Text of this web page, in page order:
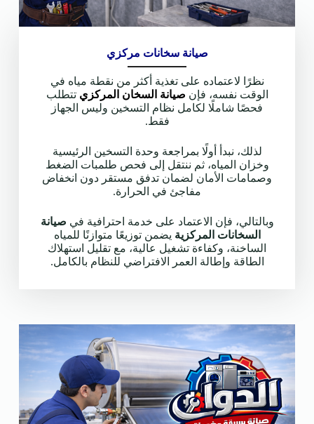
صيانة سخانات مركزي
نظرًا لاعتماده على تغذية أكثر من نقطة مياه في
الوقت نفسه، فإن صيانة السخان المركزي تتطلب
فحصًا شاملًا لكامل نظام التسخين وليس الجهاز
فقط.
لذلك، نبدأ أولًا بمراجعة وحدة التسخين الرئيسية
وخزان المياه، ثم ننتقل إلى فحص طلمبات الضغط
وصمامات الأمان لضمان تدفق مستقر دون انخفاض
مفاجئ في الحرارة.
وبالتالي، فإن الاعتماد على خدمة احترافية في صيانة
السخانات المركزية يضمن توزيعًا متوازنًا للمياه
الساخنة، وكفاءة تشغيل عالية، مع تقليل استهلاك
الطاقة وإطالة العمر الافتراضي للنظام بالكامل.